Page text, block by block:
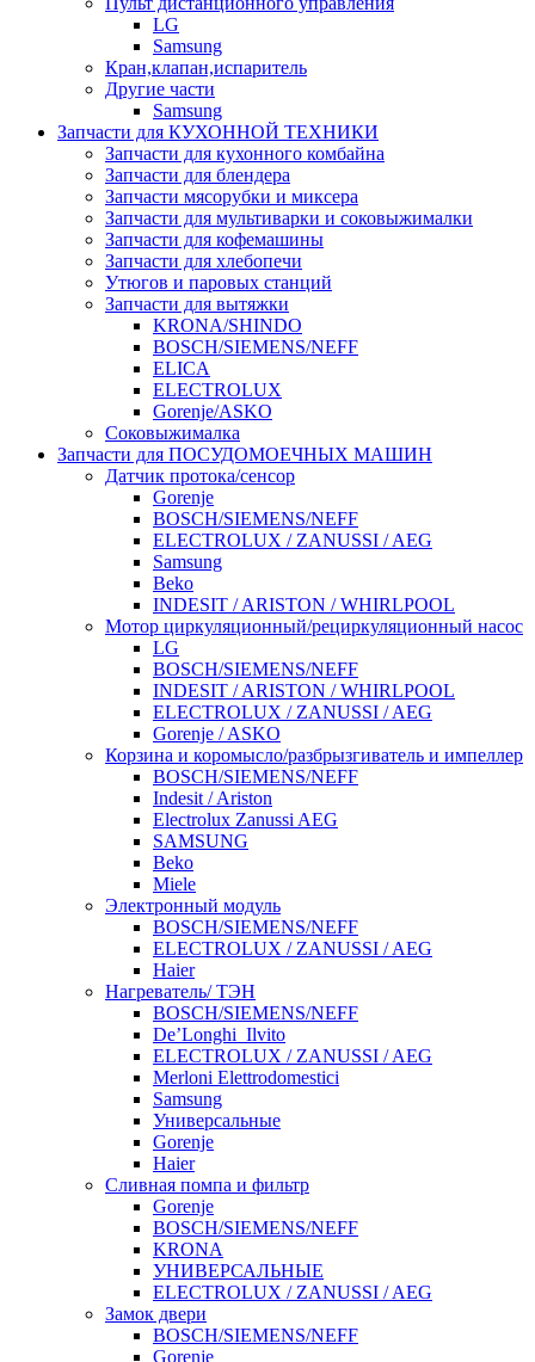
LG
Samsung
Кран,клапан,испаритель
Другие части
Samsung
Запчасти для КУХОННОЙ ТЕХНИКИ
Запчасти для кухонного комбайна
Запчасти для блендера
Запчасти мясорубки и миксера
Запчасти для мультиварки и соковыжималки
Запчасти для кофемашины
Запчасти для хлебопечи
Утюгов и паровых станций
Запчасти для вытяжки
KRONA/SHINDO
BOSCH/SIEMENS/NEFF
ELICA
ELECTROLUX
Gorenje/ASKO
Соковыжималка
Запчасти для ПОСУДОМОЕЧНЫХ МАШИН
Датчик протока/сенсор
Gorenje
BOSCH/SIEMENS/NEFF
ELECTROLUX / ZANUSSI / AEG
Samsung
Beko
INDESIT / ARISTON / WHIRLPOOL
Мотор циркуляционный/рециркуляционный насос
LG
BOSCH/SIEMENS/NEFF
INDESIT / ARISTON / WHIRLPOOL
ELECTROLUX / ZANUSSI / AEG
Gorenje / ASKO
Корзина и коромысло/разбрызгиватель и импеллер
BOSCH/SIEMENS/NEFF
Indesit / Ariston
Electrolux Zanussi AEG
SAMSUNG
Beko
Miele
Электронный модуль
BOSCH/SIEMENS/NEFF
ELECTROLUX / ZANUSSI / AEG
Haier
Нагреватель/ ТЭН
BOSCH/SIEMENS/NEFF
De’Longhi_Ilvito
ELECTROLUX / ZANUSSI / AEG
Merloni Elettrodomestici
Samsung
Универсальные
Gorenje
Haier
Сливная помпа и фильтр
Gorenje
BOSCH/SIEMENS/NEFF
KRONA
УНИВЕРСАЛЬНЫЕ
ELECTROLUX / ZANUSSI / AEG
Замок двери
BOSCH/SIEMENS/NEFF
Gorenje